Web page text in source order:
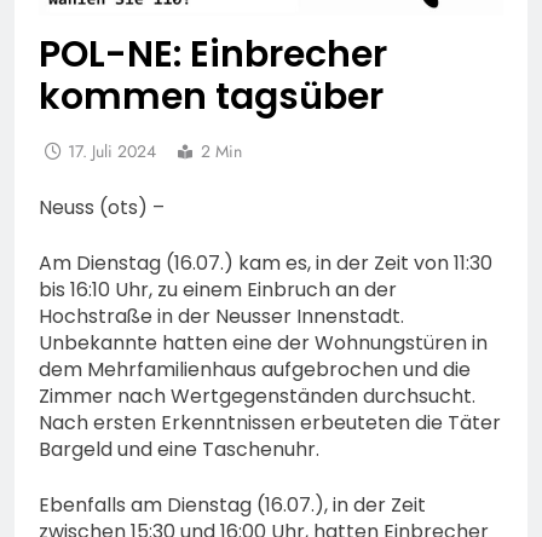
POL-NE: Einbrecher
kommen tagsüber
17. Juli 2024 2 Min
Neuss (ots) –
Am Dienstag (16.07.) kam es, in der Zeit von 11:30
bis 16:10 Uhr, zu einem Einbruch an der
Hochstraße in der Neusser Innenstadt.
Unbekannte hatten eine der Wohnungstüren in
dem Mehrfamilienhaus aufgebrochen und die
Zimmer nach Wertgegenständen durchsucht.
Nach ersten Erkenntnissen erbeuteten die Täter
Bargeld und eine Taschenuhr.
Ebenfalls am Dienstag (16.07.), in der Zeit